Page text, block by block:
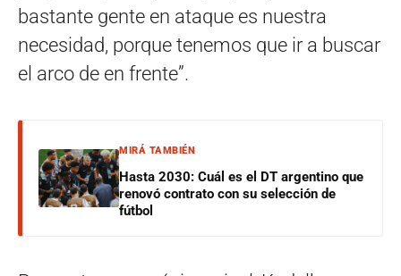
bastante gente en ataque es nuestra
necesidad, porque tenemos que ir a buscar
el arco de en frente”.
MIRÁ TAMBIÉN
Hasta 2030: Cuál es el DT argentino que
renovó contrato con su selección de
fútbol